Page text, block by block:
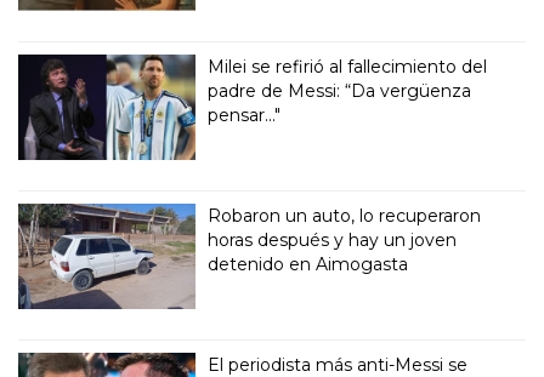
Milei se refirió al fallecimiento del
padre de Messi: “Da vergüenza
pensar..."
Robaron un auto, lo recuperaron
horas después y hay un joven
detenido en Aimogasta
El periodista más anti-Messi se